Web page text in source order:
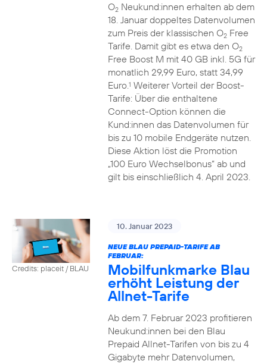
O2Neukund:innen erhalten ab dem
18. Januar doppeltes Datenvolumen
zum Preis der klassischen O2Free
Tarife. Damit gibt es etwa den O2
Free Boost M mit 40 GB inkl. 5G für
monatlich 29,99 Euro, statt 34,99
Euro.1 Weiterer Vorteil der Boost-
Tarife: Über die enthaltene
Connect-Option können die
Kund:innen das Datenvolumen für
bis zu 10 mobile Endgeräte nutzen.
Diese Aktion löst die Promotion
„100 Euro Wechselbonus“ ab und
gilt bis einschließlich 4. April 2023.
Credits: placeit / BLAU
10. Januar 2023
NEUE BLAU PREPAID-TARIFE AB
FEBRUAR:
Mobilfunkmarke Blau
erhöht Leistung der
Allnet-Tarife
Ab dem 7. Februar 2023 profitieren
Neukund:innen bei den Blau
Prepaid Allnet-Tarifen von bis zu 4
Gigabyte mehr Datenvolumen,